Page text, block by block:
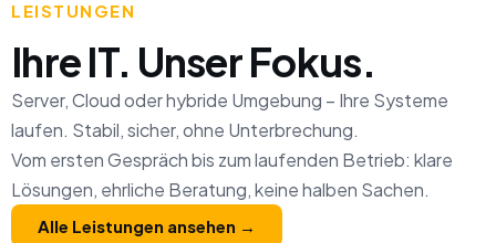
LEISTUNGEN
Ihre IT. Unser Fokus.
Server, Cloud oder hybride Umgebung – Ihre Systeme
laufen. Stabil, sicher, ohne Unterbrechung.
Vom ersten Gespräch bis zum laufenden Betrieb: klare
Lösungen, ehrliche Beratung, keine halben Sachen.
Alle Leistungen ansehen →